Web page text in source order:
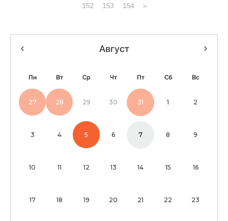
152
153 154 >
Август
Пн Вт Ср Чт Пт Сб Вс
27 28 29 30 31 1 2
3 4 5 6 7 8 9
10 11 12 13 14 15 16
17 18 19 20 21 22 23